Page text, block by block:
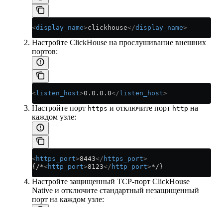
<display_name>clickhouse</display_name>
Настройте ClickHouse на прослушивание внешних
портов:
<listen_host>0.0.0.0</listen_host>
Настройте порт https и отключите порт http на
каждом узле:
<https_port>8443</ https_port>
{/*<http_port>8123</ http_port>*/}
Настройте защищенный TCP-порт ClickHouse
Native и отключите стандартный незащищенный
порт на каждом узле: